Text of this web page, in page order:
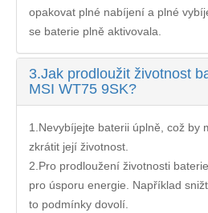
opakovat plné nabíjení a plné
se baterie plně aktivovala.
3.Jak prodloužit životnost
MSI WT75 9SK?
1.Nevybíjejte baterii úplně, což by
zkrátit její životnost.
2.Pro prodloužení životnosti
pro úsporu energie. Například
to podmínky dovolí.